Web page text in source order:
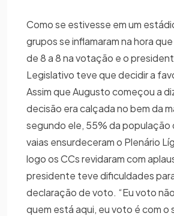
Como se estivesse em um
grupos se inflamaram na hora
de 8 a 8 na votação e o
Legislativo teve que decidir a
Assim que Augusto começou a
decisão era calçada no bem da
segundo ele, 55% da população
vaias ensurdeceram o Plenário
logo os CCs revidaram com
presidente teve dificuldades
declaração de voto. “Eu voto
quem está aqui, eu voto é com o